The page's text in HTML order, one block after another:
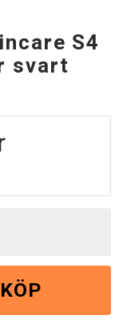
S4
svart
KÖP